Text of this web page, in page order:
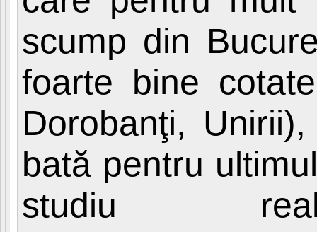
scump din
foarte bine
Dorobanţi,
bată pentru
studiu